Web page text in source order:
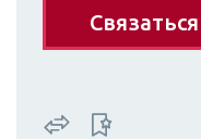
Связаться